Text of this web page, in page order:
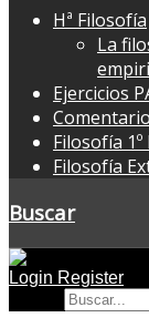
Hª Filosofía
La
Ejercicios
Filosofía 1º
Filosofía
Buscar
Login Register